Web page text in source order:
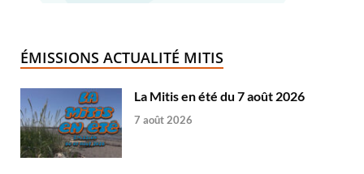
ÉMISSIONS ACTUALITÉ MITIS
La Mitis en été du 7 août 2026
7 août 2026